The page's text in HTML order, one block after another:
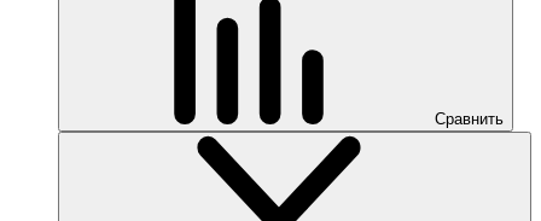
Сравнить